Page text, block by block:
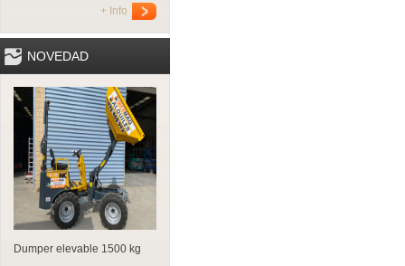
+ Info
NOVEDAD
Dumper elevable 1500 kg